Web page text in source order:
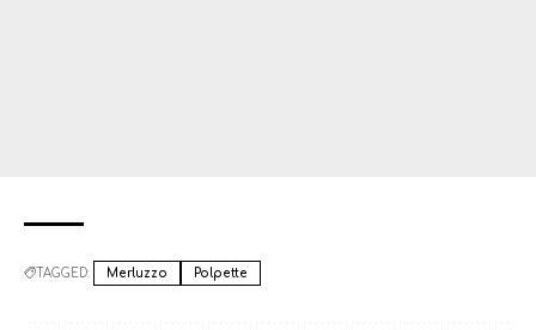
TAGGED: Merluzzo Polpette